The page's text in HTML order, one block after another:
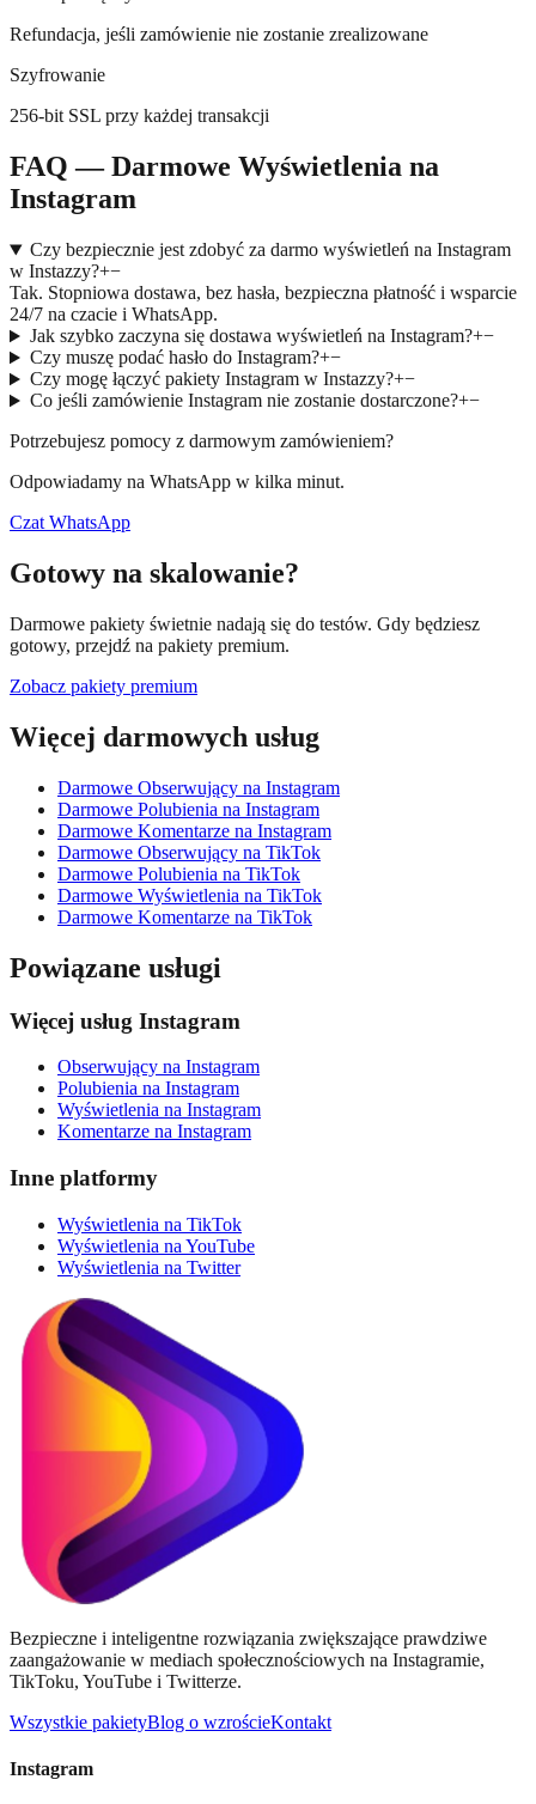
Refundacja, jeśli zamówienie nie zostanie zrealizowane
Szyfrowanie
256-bit SSL przy każdej transakcji
FAQ — Darmowe Wyświetlenia na
Instagram
Czy bezpiecznie jest zdobyć za darmo wyświetleń na Instagram
w Instazzy?+−
Tak. Stopniowa dostawa, bez hasła, bezpieczna płatność i wsparcie
24/7 na czacie i WhatsApp.
Jak szybko zaczyna się dostawa wyświetleń na Instagram?+−
Czy muszę podać hasło do Instagram?+−
Czy mogę łączyć pakiety Instagram w Instazzy?+−
Co jeśli zamówienie Instagram nie zostanie dostarczone?+−
Potrzebujesz pomocy z darmowym zamówieniem?
Odpowiadamy na WhatsApp w kilka minut.
Czat WhatsApp
Gotowy na skalowanie?
Darmowe pakiety świetnie nadają się do testów. Gdy będziesz
gotowy, przejdź na pakiety premium.
Zobacz pakiety premium
Więcej darmowych usług
Darmowe Obserwujący na Instagram
Darmowe Polubienia na Instagram
Darmowe Komentarze na Instagram
Darmowe Obserwujący na TikTok
Darmowe Polubienia na TikTok
Darmowe Wyświetlenia na TikTok
Darmowe Komentarze na TikTok
Powiązane usługi
Więcej usług Instagram
Obserwujący na Instagram
Polubienia na Instagram
Wyświetlenia na Instagram
Komentarze na Instagram
Inne platformy
Wyświetlenia na TikTok
Wyświetlenia na YouTube
Wyświetlenia na Twitter
Bezpieczne i inteligentne rozwiązania zwiększające prawdziwe
zaangażowanie w mediach społecznościowych na Instagramie,
TikToku, YouTube i Twitterze.
Wszystkie pakietyBlog o wzrościeKontakt
Instagram